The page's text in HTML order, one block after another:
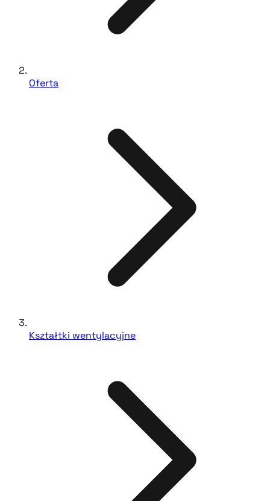
Oferta
Kształtki wentylacyjne